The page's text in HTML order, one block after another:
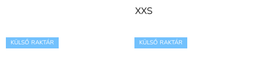
XXS
KÜLSŐ RAKTÁR KÜLSŐ RAKTÁR